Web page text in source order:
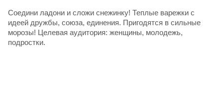
Соедини ладони и сложи снежинку! Теплые варежки с
идеей дружбы, союза, единения. Пригодятся в сильные
морозы! Целевая аудитория: женщины, молодежь,
подростки.